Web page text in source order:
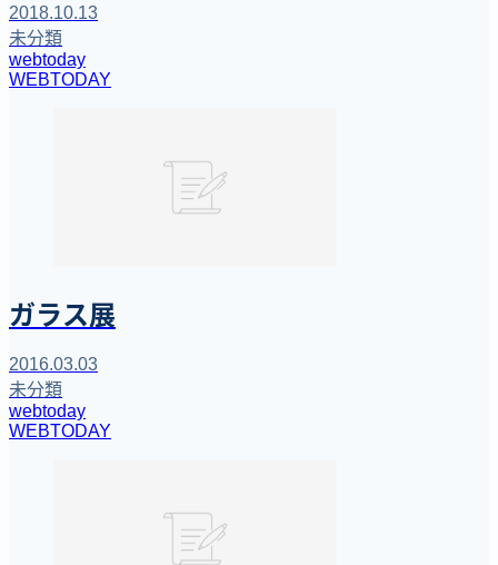
2018.10.13
未分類
webtoday
WEBTODAY
ガラス展
2016.03.03
未分類
webtoday
WEBTODAY